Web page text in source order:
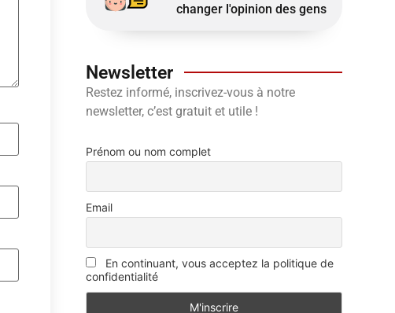
changer l'opinion des gens
Newsletter
Restez informé, inscrivez-vous à notre
newsletter, c’est gratuit et utile !
Prénom ou nom complet
Email
En continuant, vous acceptez la politique de
confidentialité